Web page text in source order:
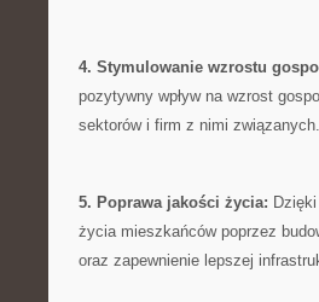
4. Stymulowanie wzrostu
pozytywny wpływ na wzrost
sektorów i firm z nimi związanych.
5. Poprawa jakości życia:
życia ‍mieszkańców​ poprzez
‌oraz zapewnienie lepszej